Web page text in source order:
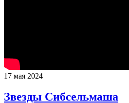
17 мая 2024
Звезды Сибсельмаша